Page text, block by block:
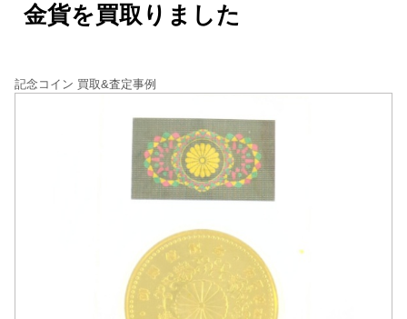
金貨を買取りました
記念コイン 買取&査定事例